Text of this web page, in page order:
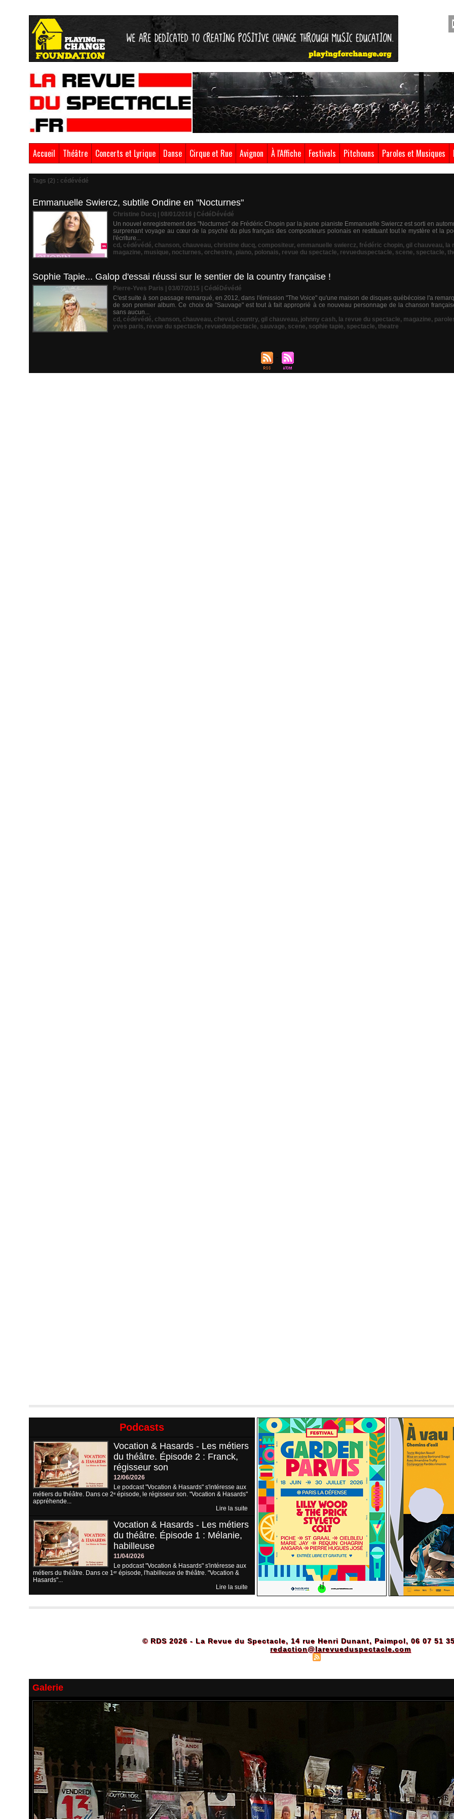
Accueil Théâtre Concerts et Lyrique Danse Cirque et Rue Avignon À l'Affiche Festivals Pitchouns Paroles et Musiques
Tags (2) : cédévédé
Emmanuelle Swiercz, subtile Ondine en "Nocturnes"
Christine Ducq | 08/01/2016
CédéDévédé
Un nouvel enregistrement des "Nocturnes" de Frédéric Chopin par la jeune pianiste Emmanuelle Swiercz est sorti en
surprenant voyage au cœur de la psyché du plus français des compositeurs polonais en restituant tout le mystère et la
l'écriture...
cd , cédévédé, chanson, chauveau, christine ducq, compositeur, emmanuelle swiercz, frédéric chopin, gil chauveau, la
magazine, musique, nocturnes, orchestre, piano, polonais, revue du spectacle, revueduspectacle, scene, spectacle,
Sophie Tapie... Galop d'essai réussi sur le sentier de la country française !
Pierre-Yves Paris | 03/07/2015
CédéDévédé
C'est suite à son passage remarqué, en 2012, dans l'émission "The Voice" qu'une maison de disques québécoise l'a
de son premier album. Ce choix de "Sauvage" est tout à fait approprié à ce nouveau personnage de la chanson
sans aucun...
cd , cédévédé, chanson, chauveau, cheval , country, gil chauveau, johnny cash, la revue du spectacle, magazine,
yves paris, revue du spectacle, revueduspectacle, sauvage, scene, sophie tapie, spectacle, theatre
Podcasts
Vocation & Hasards - Les métiers
du théâtre. Épisode 2 : Franck,
régisseur son
12/06/2026
Le podcast "Vocation & Hasards" s'intéresse aux
métiers du théâtre. Dans ce 2ᵉ épisode, le régisseur son. "Vocation & Hasards"
appréhende...
Lire la suite
Vocation & Hasards - Les métiers
du théâtre. Épisode 1 : Mélanie,
habilleuse
11/04/2026
Le podcast "Vocation & Hasards" s'intéresse aux
métiers du théâtre. Dans ce 1ᵉʳ épisode, l'habilleuse de théâtre. "Vocation &
Hasards"...
Lire la suite
© RDS 2026 - La Revue du Spectacle, 14 rue Henri Dunant, Paimpol, 06 07 51
redaction@larevueduspectacle.com
Galerie